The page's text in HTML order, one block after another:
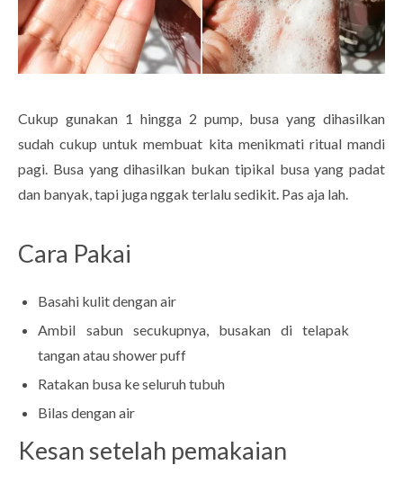
Cukup gunakan 1 hingga 2 pump, busa yang dihasilkan
sudah cukup untuk membuat kita menikmati ritual mandi
pagi. Busa yang dihasilkan bukan tipikal busa yang padat
dan banyak, tapi juga nggak terlalu sedikit. Pas aja lah.
Cara Pakai
Basahi kulit dengan air
Ambil sabun secukupnya, busakan di telapak
tangan atau shower puff
Ratakan busa ke seluruh tubuh
Bilas dengan air
Kesan setelah pemakaian